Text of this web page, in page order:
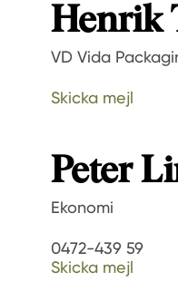
Henrik
VD Vida
Skicka mejl
Peter
Ekonomi
0472-439 59
Skicka mejl